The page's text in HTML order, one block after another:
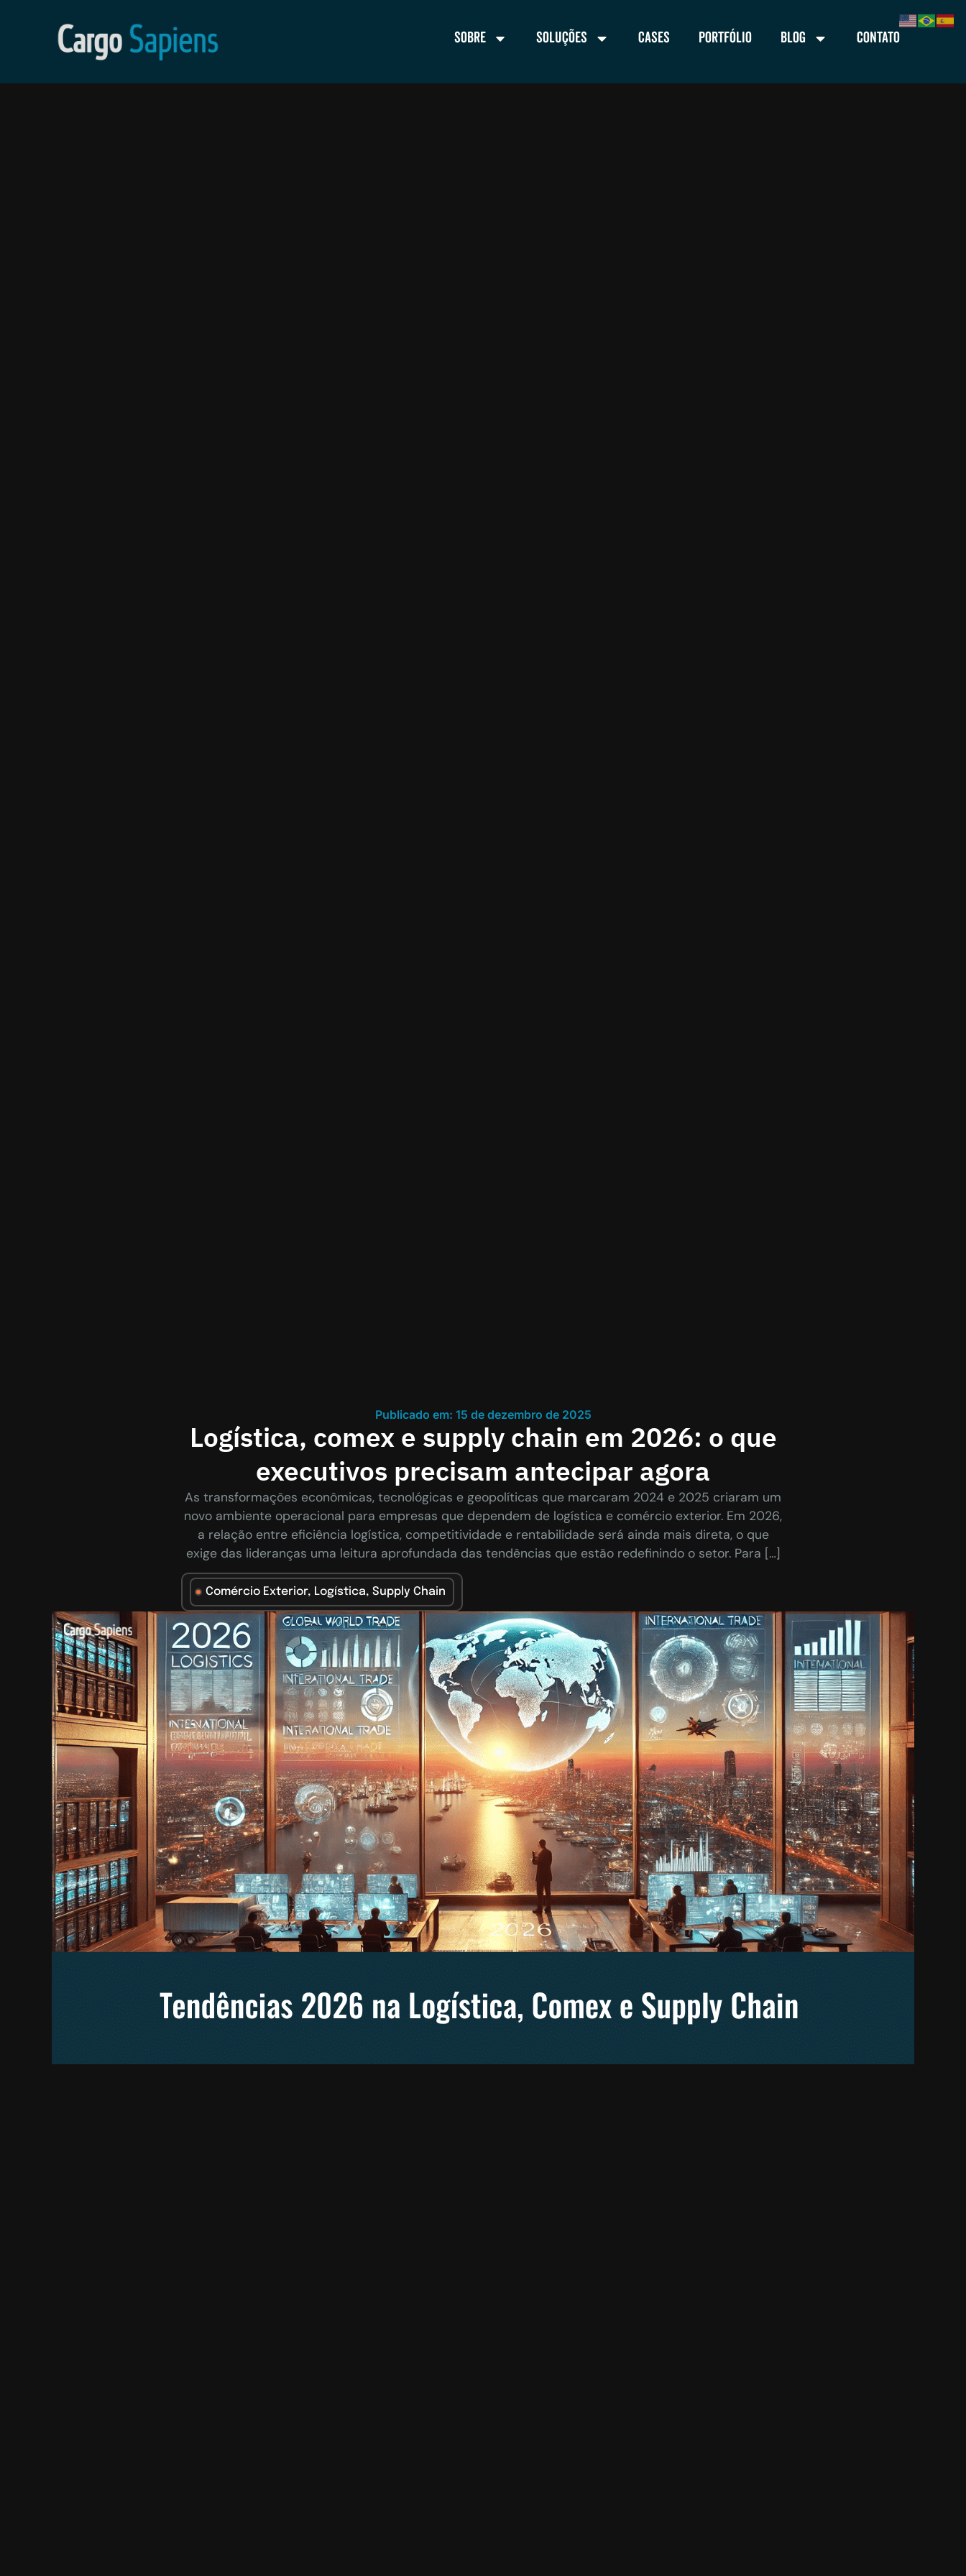
Sobre Soluções Cases Portfólio Blog Contato
Publicado em: 15 de dezembro de 2025
Logística, comex e supply chain em 2026: o que
executivos precisam antecipar agora
As transformações econômicas, tecnológicas e geopolíticas que marcaram 2024 e 2025 criaram um
novo ambiente operacional para empresas que dependem de logística e comércio exterior. Em 2026,
a relação entre eficiência logística, competitividade e rentabilidade será ainda mais direta, o que
exige das lideranças uma leitura aprofundada das tendências que estão redefinindo o setor. Para […]
Comércio Exterior, Logística, Supply Chain